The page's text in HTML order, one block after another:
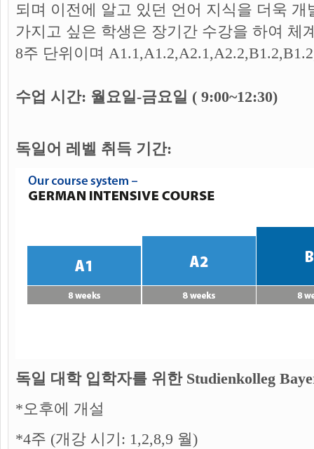
되며 이전에 알고 있던 언어 지식을 더욱
가지고 싶은 학생은 장기간 수강을 하여 체
8주 단위이며
수업 시간: 월요일-금요일 ( 9:00~12:30)
독일어 레벨 취득 기간:
독일 대학 입학자를 위한 Studienkolleg
*오후에 개설
*4주 (개강 시기: 1,2,8,9 월)